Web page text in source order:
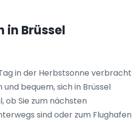
in Brüssel
in der Herbstsonne verbracht
bequem, sich in Brüssel
ob Sie zum nächsten
sind oder zum Flughafen